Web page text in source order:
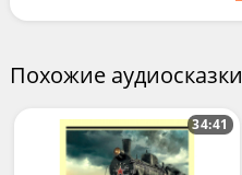
Похожие аудиосказки
34:41